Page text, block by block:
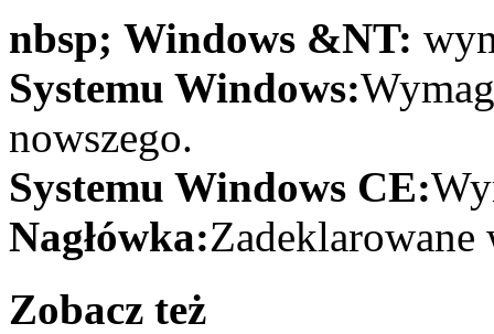
nbsp; Windows &NT:
Systemu Windows:
nowszego.
Systemu Windows CE:
Nagłówka:
Zobacz też